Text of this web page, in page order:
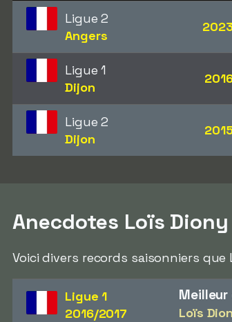
Ligue 2
Angers
Ligue 1
Dijon
Ligue 2
Dijon
Anecdotes Loïs Diony
Voici divers records saisonniers
Ligue 1
2016/2017
Loïs